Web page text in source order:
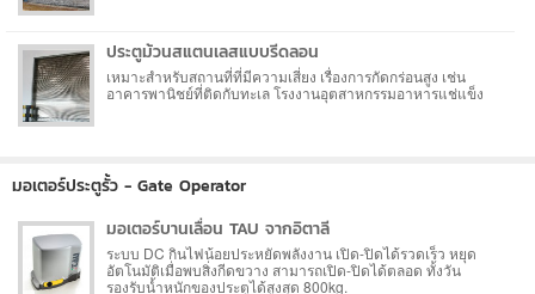
ประตูม้วนสแตนเลสแบบรีดลอน
เหมาะสำหรับสถานที่ที่มีความเสี่ยง เรื่องการกัดกร่อนสูง เช่น
อาคารพานิชย์ที่ติดกับทะเล โรงงานอุตสาหกรรมอาหารแช่แข็ง
มอเตอร์ประตูรั้ว - Gate Operator
มอเตอร์บานเลื่อน TAU จากอิตาลี
ระบบ DC กินไฟน้อยประหยัดพลังงาน เปิด-ปิดได้รวดเร็ว หยุด
อัตโนมัติเมื่อพบสิ่งกีดขวาง สามารถเปิด-ปิดได้ตลอด ทั้งวัน
รองรับน้ำหนักของประตูได้สูงสุด 800kg.